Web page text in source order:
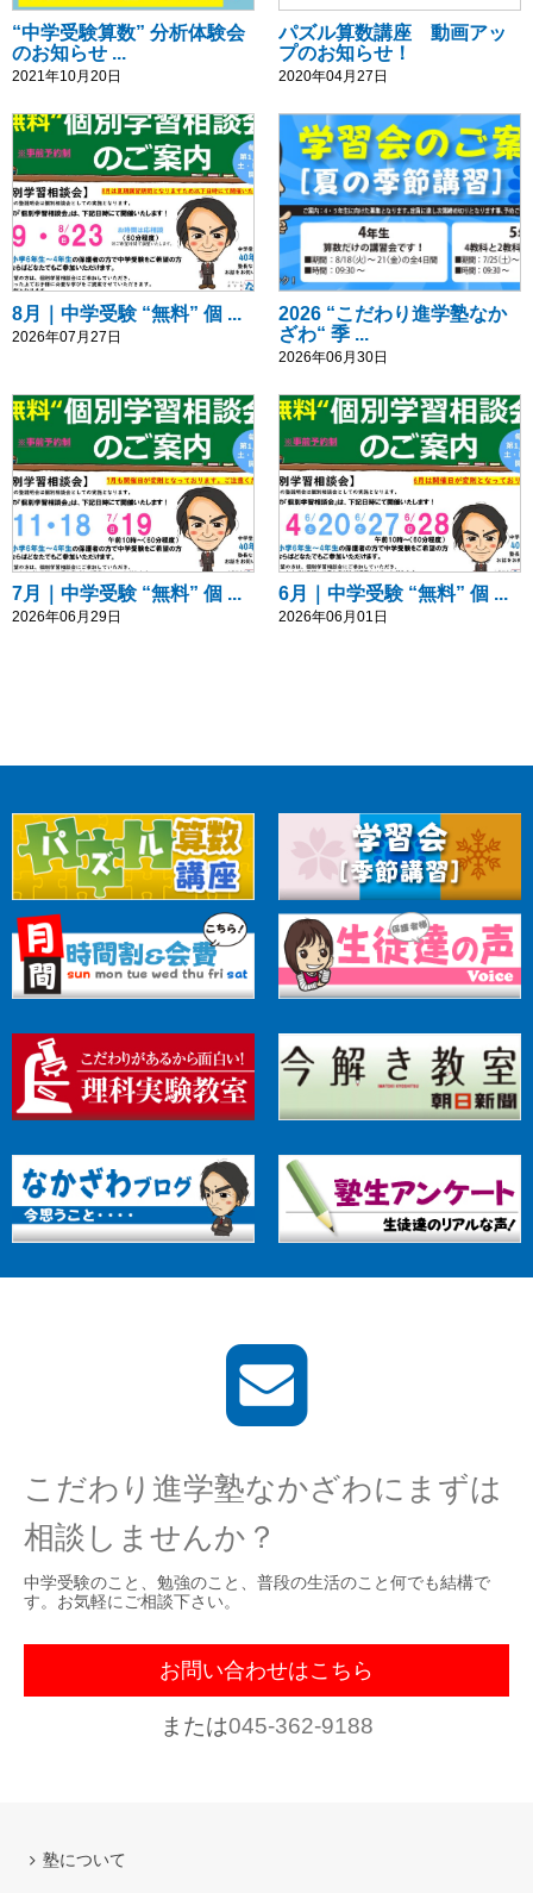
“中学受験算数” 分析体験会
のお知らせ ...
2021年10月20日
パズル算数講座 動画アッ
プのお知らせ！
2020年04月27日
8月｜中学受験 “無料” 個 ...
2026年07月27日
2026 “こだわり進学塾なか
ざわ“ 季 ...
2026年06月30日
7月｜中学受験 “無料” 個 ...
2026年06月29日
6月｜中学受験 “無料” 個 ...
2026年06月01日
こだわり進学塾なかざわにまずは
相談しませんか？
中学受験のこと、勉強のこと、普段の生活のこと何でも結構で
す。お気軽にご相談下さい。
お問い合わせはこちら
または045-362-9188
塾について